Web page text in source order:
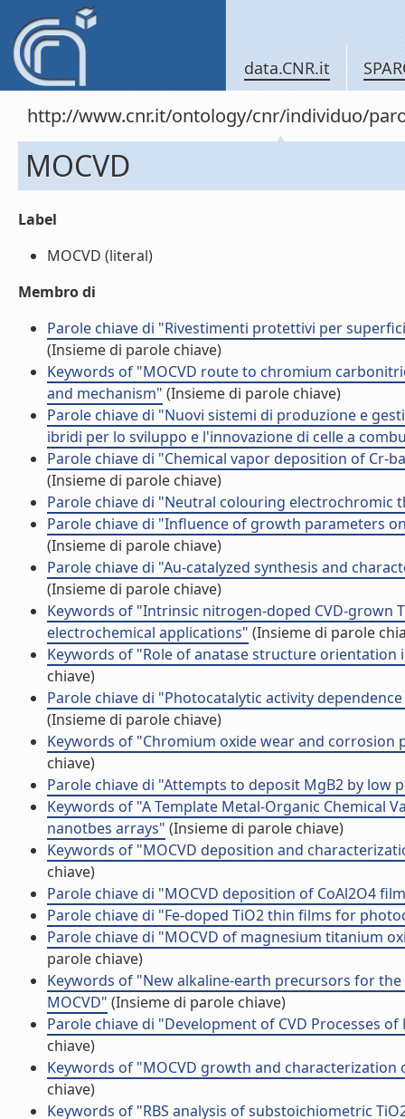
data.CNR.it
http://www.cnr.it/ontology/cnr/individuo/
MOCVD
Label
MOCVD (literal)
Membro di
Parole chiave di "Rivestimenti protettivi per
(Insieme di parole chiave)
Keywords of "MOCVD route to chromium
and mechanism" (Insieme di parole chiave)
Parole chiave di "Nuovi sistemi di produzione e
ibridi per lo sviluppo e l'innovazione di celle a
Parole chiave di "Chemical vapor deposition of
(Insieme di parole chiave)
Parole chiave di "Neutral colouring electrochromic
Parole chiave di "Influence of growth parameters
(Insieme di parole chiave)
Parole chiave di "Au-catalyzed synthesis and
(Insieme di parole chiave)
Keywords of "Intrinsic nitrogen-doped CVD-
electrochemical applications" (Insieme di parole
Keywords of "Role of anatase structure
chiave)
Parole chiave di "Photocatalytic activity
(Insieme di parole chiave)
Keywords of "Chromium oxide wear and corrosion
chiave)
Parole chiave di "Attempts to deposit MgB2 by low
Keywords of "A Template Metal-Organic Chemical
nanotbes arrays" (Insieme di parole chiave)
Keywords of "MOCVD deposition and
chiave)
Parole chiave di "MOCVD deposition of CoAl2O4
Parole chiave di "Fe-doped TiO2 thin films for
Parole chiave di "MOCVD of magnesium titanium
parole chiave)
Keywords of "New alkaline-earth precursors for
MOCVD" (Insieme di parole chiave)
Parole chiave di "Development of CVD Processes
chiave)
Keywords of "MOCVD growth and
chiave)
Keywords of "RBS analysis of substoichiometric